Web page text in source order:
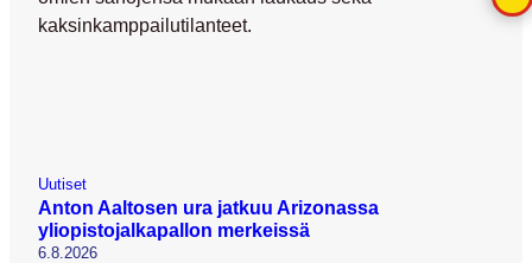
kaksinkamppailutilanteet.
Uutiset
Anton Aaltosen ura jatkuu Arizonassa
yliopistojalkapallon merkeissä
6.8.2026